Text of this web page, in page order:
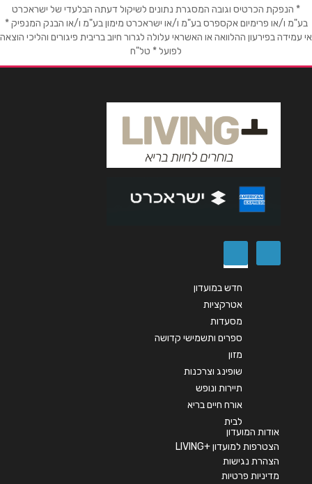
* הנפקת הכרטיס וגובה המסגרת נתונים לשיקול דעתה הבלעדי של ישראכרט
בע"מ ו/או פרימיום אקספרס בע"מ ו/או ישראכרט מימון בע"מ ו/או הבנק המנפיק *
אי עמידה בפירעון ההלוואה או האשראי עלולה לגרור חיוב בריבית פיגורים והליכי הוצאה
לפועל * טל"ח
חדש במועדון
אטרקציות
מסעדות
ספרים ותשמישי קדושה
מזון
שופינג וצרכנות
תיירות ונופש
אורח חיים בריא
לבית
אודות המועדון
הצטרפות למועדון +LIVING
הצהרת נגישות
מדיניות פרטיות